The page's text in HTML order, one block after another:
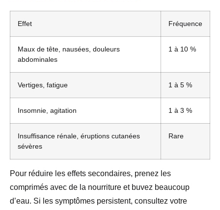
Effet Fréquence
Maux de tête, nausées, douleurs
abdominales
1 à 10 %
Vertiges, fatigue 1 à 5 %
Insomnie, agitation 1 à 3 %
Insuffisance rénale, éruptions cutanées
sévères
Rare
Pour réduire les effets secondaires, prenez les
comprimés avec de la nourriture et buvez beaucoup
d’eau. Si les symptômes persistent, consultez votre